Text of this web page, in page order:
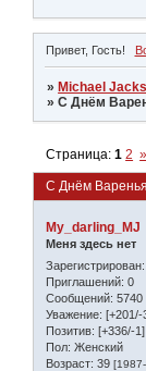
Привет, Гость!
» Michael
»С Днём
С Днём
Страница:1 2 »
My_darling_MJ
Меня здесь нет
Зарегистрирован
Приглашений: 0
Сообщений: 5740
Уважение: [+201/-
Позитив: [+336/-1]
Пол: Женский
Возраст: 39